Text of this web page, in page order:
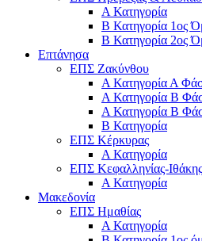
Α Κατηγορία
Β Κατηγορία 1ος
Β Κατηγορία 2ος
Επτάνησα
ΕΠΣ Ζακύνθου
Α Κατηγορία Α
Α Κατηγορία Β
Α Κατηγορία Β
Β Κατηγορία
ΕΠΣ Κέρκυρας
A Κατηγορία
ΕΠΣ Κεφαλληνίας-Ιθάκης
Α Κατηγορία
Μακεδονία
ΕΠΣ Ημαθίας
Α Κατηγορία